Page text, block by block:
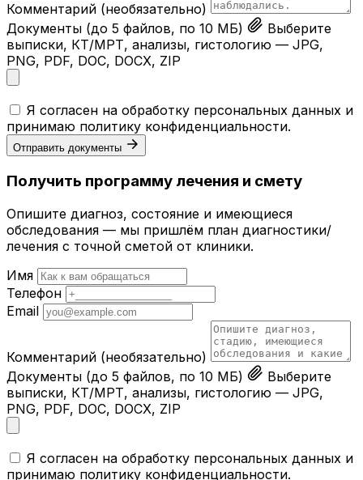
Комментарий (необязательно)
Документы (до 5 файлов, по 10 МБ)
Выберите
выписки, КТ/МРТ, анализы, гистологию — JPG,
PNG, PDF, DOC, DOCX, ZIP
Я согласен на обработку персональных данных и
принимаю политику конфиденциальности.
Отправить документы
Получить программу лечения и смету
Опишите диагноз, состояние и имеющиеся
обследования — мы пришлём план диагностики/
лечения с точной сметой от клиники.
Имя
Телефон
Email
Комментарий (необязательно)
Документы (до 5 файлов, по 10 МБ)
Выберите
выписки, КТ/МРТ, анализы, гистологию — JPG,
PNG, PDF, DOC, DOCX, ZIP
Я согласен на обработку персональных данных и
принимаю политику конфиденциальности.